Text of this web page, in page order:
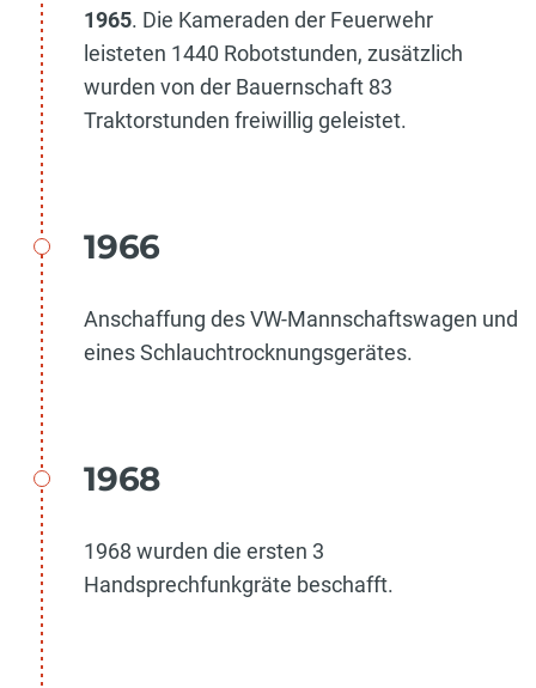
1965. Die Kameraden der Feuerwehr
leisteten 1440 Robotstunden, zusätzlich
wurden von der Bauernschaft 83
Traktorstunden freiwillig geleistet.
1966
Anschaffung des VW-Mannschaftswagen und
eines Schlauchtrocknungsgerätes.
1968
1968 wurden die ersten 3
Handsprechfunkgräte beschafft.